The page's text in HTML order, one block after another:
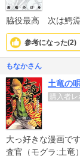
脇役最高 次は鰐淵
参考になった(2)
もなかさん
土竜の唄
購入者レ
大っ好きな漫画で
査官（モグラ:土竜